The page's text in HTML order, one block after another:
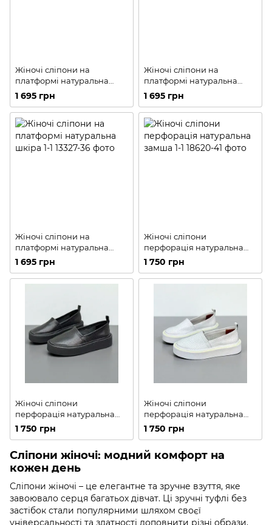
Жіночі сліпони на
платформі натуральна
замша 1-2
1 695 грн
Жіночі сліпони на
платформі натуральна
шкіра 1-2
1 695 грн
Жіночі сліпони на
платформі натуральна
шкіра 1-1
1 695 грн
Жіночі сліпони
перфорація натуральна
замша 1-1
1 750 грн
Жіночі сліпони
перфорація натуральна
шкіра 2-2
1 750 грн
Жіночі сліпони
перфорація натуральна
шкіра 2-1
1 750 грн
Сліпони жіночі: модний комфорт на
кожен день
Сліпони жіночі – це елегантне та зручне взуття, яке
завоювало серця багатьох дівчат. Ці зручні туфлі без
застібок стали популярними шляхом своєї
універсальності та здатності доповнити різні образи.